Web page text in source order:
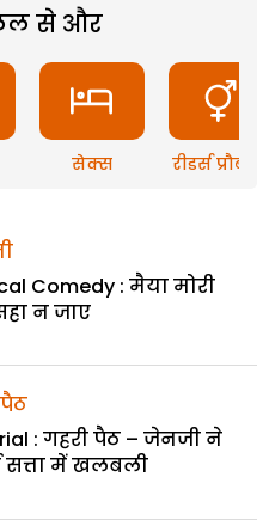
से और
सेक्स रीडर्स प्रौब्लम
Comedy : मैया मोरी
न जाए
: गहरी पैठ – जेनजी ने
सत्ता में खलबली